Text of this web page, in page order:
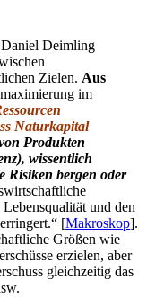
Deimling
Zielen. Aus
im
Naturkapital
Produkten
wissentlich
Risiken bergen oder
und den
[Makroskop].
Größen wie
erzielen, aber
gleichzeitig das